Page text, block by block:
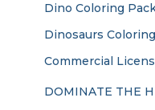
Dino Coloring
Dinosaurs
Commercial
DOMINATE THE